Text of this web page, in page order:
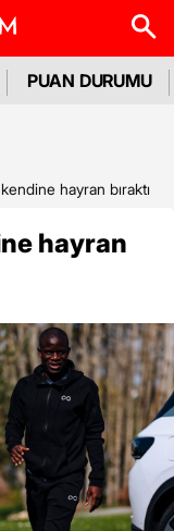
PUAN DURUMU
hayran bıraktı
hayran